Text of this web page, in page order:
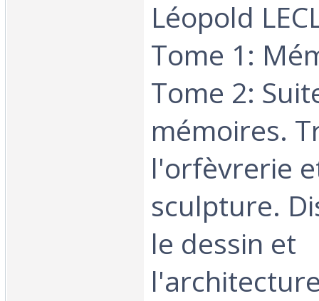
Léopold
Tome 1:
Tome 2:
mémoires.
l'orfèvrerie
sculpture.
le dessin et